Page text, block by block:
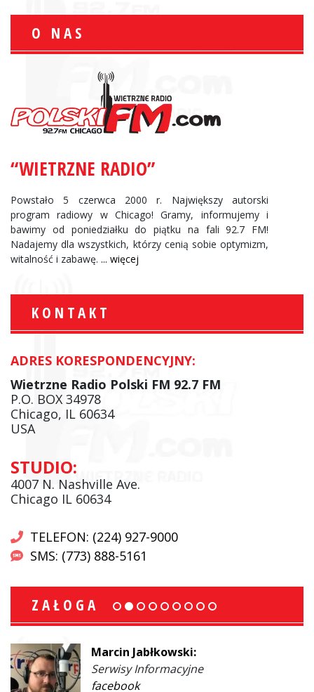
O NAS
“WIETRZNE RADIO”
Powstało 5 czerwca 2000 r. Największy autorski
program radiowy w Chicago! Gramy, informujemy i
bawimy od poniedziałku do piątku na fali 92.7 FM!
Nadajemy dla wszystkich, którzy cenią sobie optymizm,
witalność i zabawę. ... więcej
KONTAKT
ADRES KORESPONDENCYJNY:
Wietrzne Radio Polski FM 92.7 FM
P.O. BOX 34978
Chicago, IL 60634
USA
STUDIO:
4007 N. Nashville Ave.
Chicago IL 60634
TELEFON: (224) 927-9000
SMS: (773) 888-5161
ZAŁOGA
Marcin Jabłkowski:
Serwisy Informacyjne
facebook